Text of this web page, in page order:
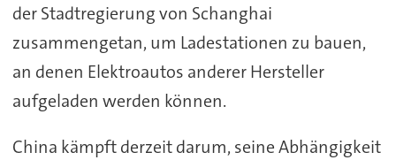
der Stadtregierung von Schanghai
zusammengetan, um Ladestationen zu bauen,
an denen Elektroautos anderer Hersteller
aufgeladen werden können.
China kämpft derzeit darum, seine Abhängigkeit